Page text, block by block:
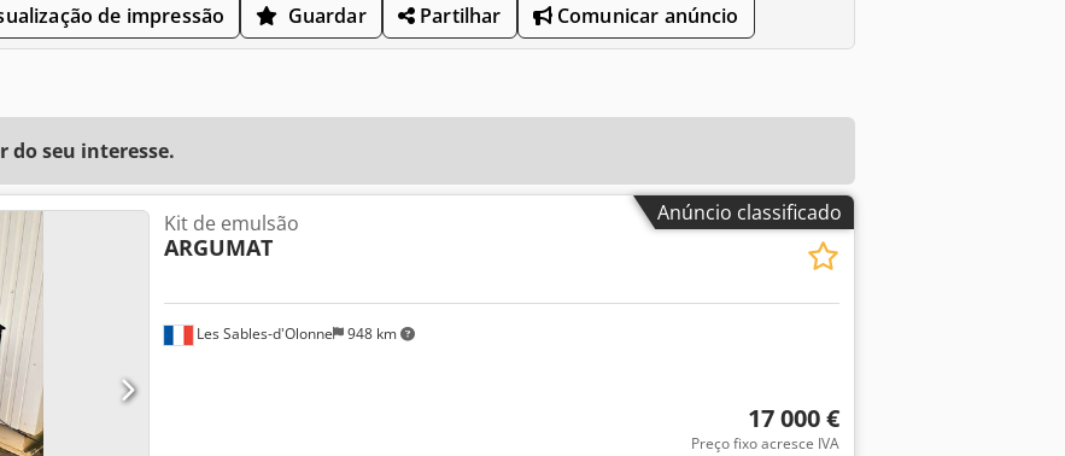
de impressão Guardar Partilhar Comunicar anúncio
do seu interesse.
Anúncio classificado
Les Sables-d'Olonne 948 km
Kit de emulsão
ARGUMAT
17 000 €
Preço fixo acresce IVA